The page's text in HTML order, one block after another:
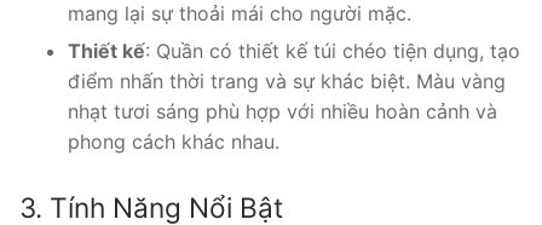
mang lại sự thoải mái cho người mặc.
Thiết kế: Quần có thiết kế túi chéo tiện dụng, tạo
điểm nhấn thời trang và sự khác biệt. Màu vàng
nhạt tươi sáng phù hợp với nhiều hoàn cảnh và
phong cách khác nhau.
3. Tính Năng Nổi Bật